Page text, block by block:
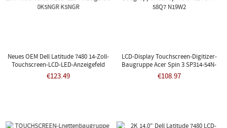
Neues OEM Dell Latitude 7480 14-Zoll-
Touchscreen-LCD-LED-Anzeigefeld
0K5NGR K5NGR
€123.49
LCD-Display Touchscreen-Digitizer-
Baugruppe Acer Spin 3 SP314-54N-
58Q7 N19W2
€108.97